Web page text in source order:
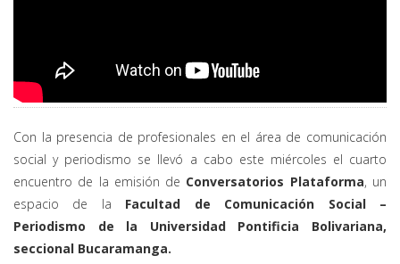
Con la presencia de profesionales en el área de comunicación
social y periodismo se llevó a cabo este miércoles el cuarto
encuentro de la emisión de Conversatorios Plataforma, un
espacio de la Facultad de Comunicación Social –
Periodismo de la Universidad Pontificia Bolivariana,
seccional Bucaramanga.